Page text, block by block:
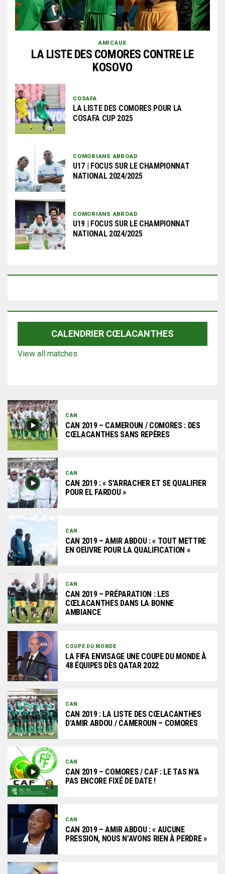
AMICAUX
LA LISTE DES COMORES CONTRE LE
KOSOVO
COSAFA
LA LISTE DES COMORES POUR LA
COSAFA CUP 2025
COMORIANS ABROAD
U17 | FOCUS SUR LE CHAMPIONNAT
NATIONAL 2024/2025
COMORIANS ABROAD
U19 | FOCUS SUR LE CHAMPIONNAT
NATIONAL 2024/2025
CALENDRIER CŒLACANTHES
View all matches
CAN
CAN 2019 – CAMEROUN / COMORES : DES
CŒLACANTHES SANS REPÈRES
CAN
CAN 2019 : « S’ARRACHER ET SE QUALIFIER
POUR EL FARDOU »
CAN
CAN 2019 – AMIR ABDOU : « TOUT METTRE
EN OEUVRE POUR LA QUALIFICATION »
CAN
CAN 2019 – PRÉPARATION : LES
CŒLACANTHES DANS LA BONNE
AMBIANCE
COUPE DU MONDE
LA FIFA ENVISAGE UNE COUPE DU MONDE À
48 ÉQUIPES DÈS QATAR 2022
CAN
CAN 2019 : LA LISTE DES CŒLACANTHES
D’AMIR ABDOU / CAMEROUN – COMORES
CAN
CAN 2019 – COMORES / CAF : LE TAS N’A
PAS ENCORE FIXÉ DE DATE !
CAN
CAN 2019 – AMIR ABDOU : « AUCUNE
PRESSION, NOUS N’AVONS RIEN À PERDRE »